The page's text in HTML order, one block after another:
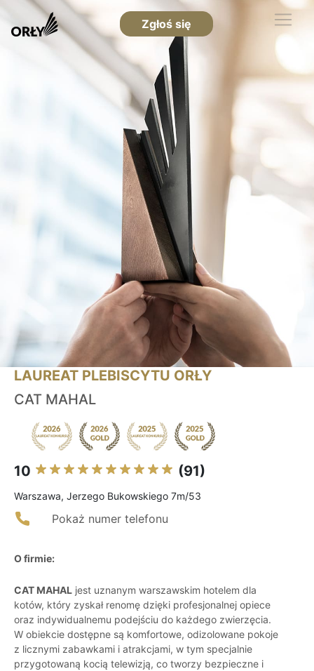
Zgłoś się
LAUREAT PLEBISCYTU ORŁY
CAT MAHAL
10 (91)
Warszawa, Jerzego Bukowskiego 7m/53
Pokaż numer telefonu
O firmie:
CAT MAHAL jest uznanym warszawskim hotelem dla
kotów, który zyskał renomę dzięki profesjonalnej opiece
oraz indywidualnemu podejściu do każdego zwierzęcia.
W obiekcie dostępne są komfortowe, odizolowane pokoje
z licznymi zabawkami i atrakcjami, w tym specjalnie
przygotowaną kocią telewizją, co tworzy bezpieczne i